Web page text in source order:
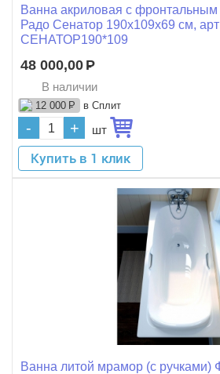
Ванна акриловая с
Радо Сенатор 190x109x69 см,
СЕНАТОР190*109
48 000,00 Р
В наличии
12 000 Р в Сплит
- + шт
Купить в 1 клик
Ванна литой мрамор (с ручками)